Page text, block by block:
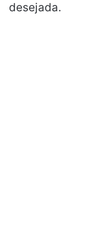
desejada.